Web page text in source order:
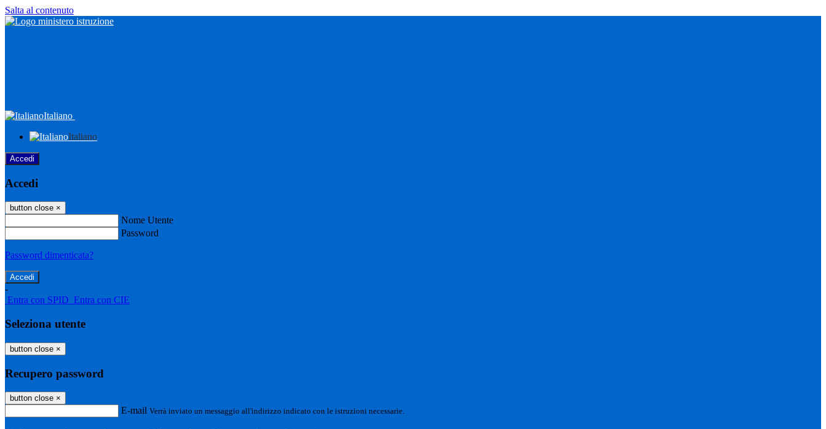
Salta al contenuto
Italiano
Italiano
Accedi
Accedi
button close ×
Nome Utente
Password
Password dimenticata?
-
Entra con SPID Entra con CIE
Seleziona utente
button close ×
Recupero password
button close ×
E-mail Verrà inviato un messaggio all'indirizzo indicato con le istruzioni necessarie.